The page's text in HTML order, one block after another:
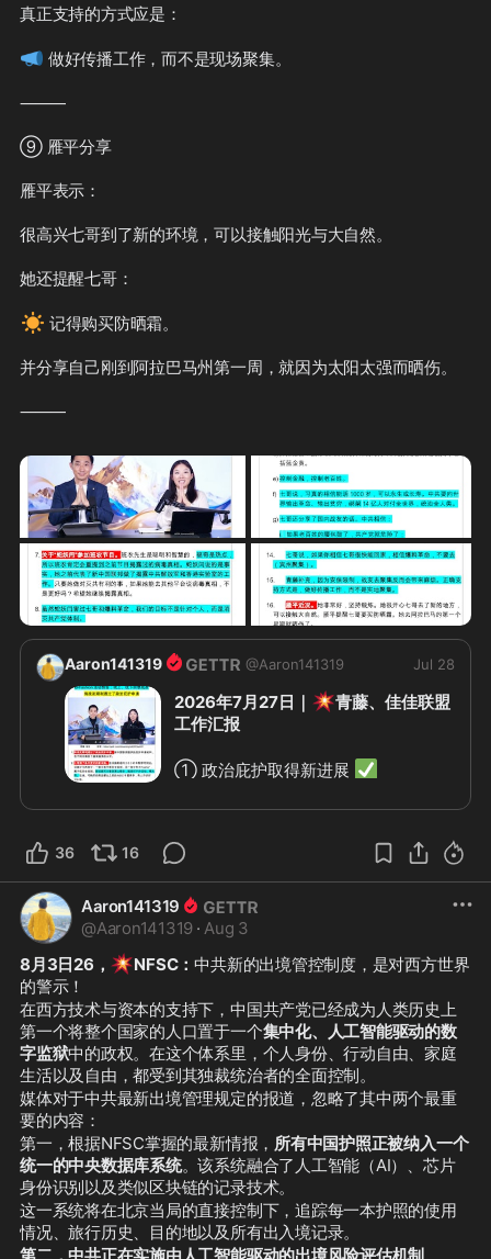
真正支持的方式应是：
📣 做好传播工作，而不是现场聚集。
⸻
⑨ 雁平分享
雁平表示：
很高兴七哥到了新的环境，可以接触阳光与大自然。
她还提醒七哥：
☀️ 记得购买防晒霜。
并分享自己刚到阿拉巴马州第一周，就因为太阳太强而晒伤。
⸻
Aaron141319 @Aaron141319 Jul 28
2026年7月27日｜ 💥青藤、佳佳联盟
工作汇报
① 政治庇护取得新进展 ✅
新中国联邦提供的庇护申请材料，已在
美国不同州获得越来越多认可，为更多
战友带来希望。
② 七哥已转至新设施 🌿
七哥目前已抵达条件更好的新设施。
✅ 距纽约车程约2–3小时
✅ 可看到青山绿水
可以进行户外活动、晒太阳
✅ 饮食及可购买商品比MDC更加丰富
同时，七哥会继续与大家保持联系。
联盟表示，未来大家有机会见到七哥。
③ 每天为七哥、雁平及家人祈祷
315以来，很多战友一直牵挂七哥的人
青藤表示：
七哥肩负着"灭共"使命，上天会护佑
他。
并呼吁所有战友：
🙏 每天都以自己的方式，为七哥、雁
36 16
Aaron141319
@Aaron141319 · Aug 3
8月3日26， 💥NFSC：中共新的出境管控制度，是对西方世界
的警示！
在西方技术与资本的支持下，中国共产党已经成为人类历史上
第一个将整个国家的人口置于一个集中化、人工智能驱动的数
字监狱中的政权。在这个体系里，个人身份、行动自由、家庭
生活以及自由，都受到其独裁统治者的全面控制。
媒体对于中共最新出境管理规定的报道，忽略了其中两个最重
要的内容：
第一，根据NFSC掌握的最新情报， 所有中国护照正被纳入一个
统一的中央数据库系统。该系统融合了人工智能（AI）、芯片
身份识别以及类似区块链的记录技术。
这一系统将在北京当局的直接控制下，追踪每一本护照的使用
情况、旅行历史、目的地以及所有出入境记录。